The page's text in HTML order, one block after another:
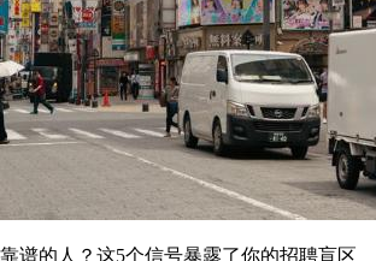
谱的人？这5个信号暴露了你的招聘盲区